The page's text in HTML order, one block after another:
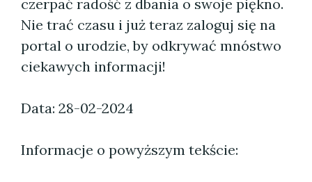
czerpać radość z dbania o swoje piękno.
Nie trać czasu i już teraz zaloguj się na
portal o urodzie, by odkrywać mnóstwo
ciekawych informacji!
Data: 28-02-2024
Informacje o powyższym tekście: